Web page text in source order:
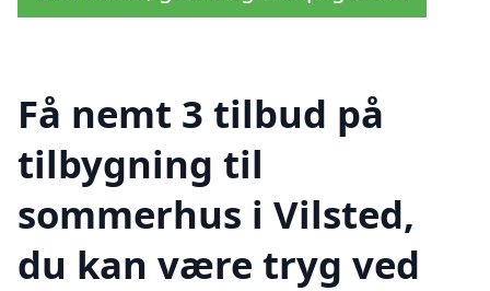
Få nemt 3 tilbud på
tilbygning til
sommerhus i Vilsted,
du kan være tryg ved